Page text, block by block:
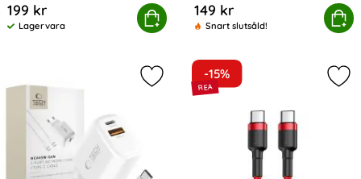
199 kr
Tillgänglighet:
Lagervara
Köp
3m 2A USB-C Elbow Nylonflätad Kabel Svart
149 kr
Snart slutsåld!
Köp
Tech-Protect 2m 100W/5A PD
Markera tech-Protect 45W
-15%